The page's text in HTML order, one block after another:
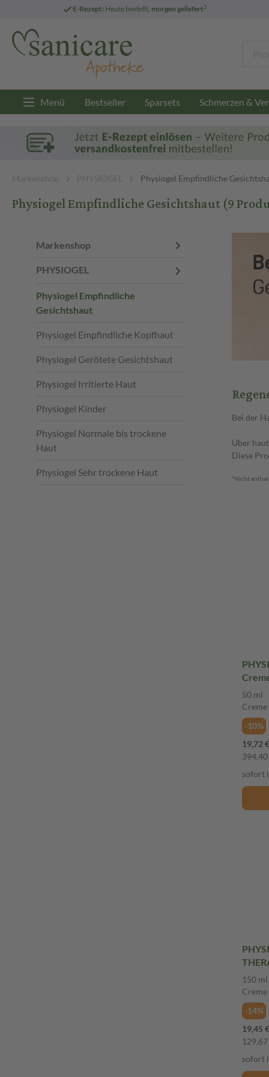
E-Rezept: Heute bestellt, morgen geliefert3
Menü Bestseller Sparsets Schmerzen &
Markenshop PHYSIOGEL Physiogel Empfindliche
Physiogel Empfindliche Gesichtshaut(9
Markenshop
PHYSIOGEL
Physiogel Empfindliche
Gesichtshaut
Physiogel Empfindliche Kopfhaut
Physiogel Gerötete Gesichtshaut
Physiogel Irritierte Haut
Physiogel Kinder
Physiogel Normale bis trockene
Haut
Physiogel Sehr trockene Haut
Bei der
Über
Diese
*Nicht
Creme
Creme
50 ml
Creme
-10%
19,72 €
sofort
150 ml
Creme
-14%
19,45 €
sofort